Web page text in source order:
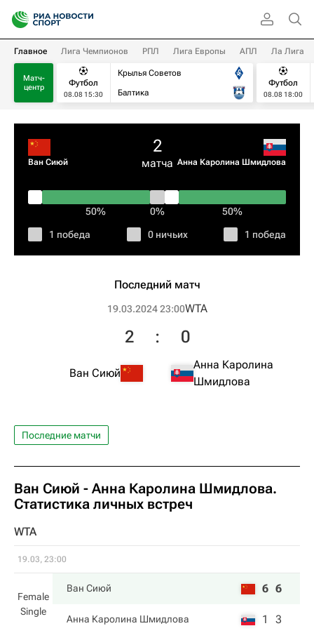
Главное Лига Чемпионов РПЛ Лига Европы АПЛ Ла Лига
Матч-
центр
Футбол
08.08 15:30
Крылья Советов
Балтика
Футбол
08.08 18:00
Ван Сиюй
2
матча Анна Каролина Шмидлова
50% 0% 50%
1 победа 0 ничьих 1 победа
Последний матч
19.03.2024 23:00WTA
Ван Сиюй
2 : 0
Анна Каролина
Шмидлова
Последние матчи
Ван Сиюй - Анна Каролина Шмидлова.
Статистика личных встреч
WTA
19.03, 23:00
Female
Single
Ван Сиюй 6 6
Анна Каролина Шмидлова 1 3